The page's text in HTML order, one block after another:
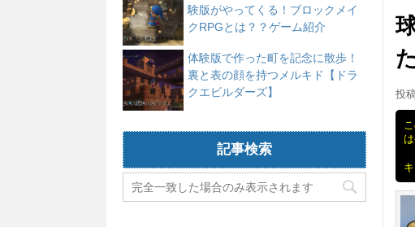
投
験版がやってくる！ブロックメイ
クRPGとは？？ゲーム紹介
体験版で作った町を記念に散歩！
裏と表の顔を持つメルキド【ドラ
クエビルダーズ】
記事検索